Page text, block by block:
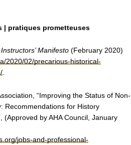
| pratiques prometteuses
Manifesto(February 2020)
2020/02/precarious-historical-
.
“Improving the Status of Non-
Recommendations for History
(Approved by AHA Council, January
jobs-and-professional-